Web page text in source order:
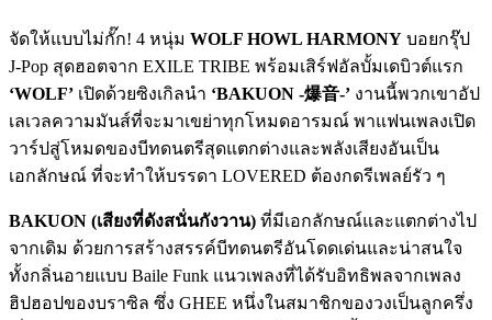
จัดให้แบบไม่กั๊ก! 4 หนุ่ม WOLF HOWL HARMONY บอยกรุ๊ป
J-Pop สุดฮอตจาก EXILE TRIBE พร้อมเสิร์ฟอัลบั้มเดบิวต์แรก
‘WOLF’ เปิดด้วยซิงเกิลนำ ‘BAKUON -爆音-’ งานนี้พวกเขาอัป
เลเวลความมันส์ที่จะมาเขย่าทุกโหมดอารมณ์ พาแฟนเพลงเปิด
วาร์ปสู่โหมดของบีทดนตรีสุดแตกต่างและพลังเสียงอันเป็น
เอกลักษณ์ ที่จะทำให้บรรดา LOVERED ต้องกดรีเพลย์รัว ๆ
BAKUON (เสียงที่ดังสนั่นกังวาน) ที่มีเอกลักษณ์และแตกต่างไป
จากเดิม ด้วยการสร้างสรรค์บีทดนตรีอันโดดเด่นและน่าสนใจ
ทั้งกลิ่นอายแบบ Baile Funk แนวเพลงที่ได้รับอิทธิพลจากเพลง
ฮิปฮอปของบราซิล ซึ่ง GHEE หนึ่งในสมาชิกของวงเป็นลูกครึ่ง